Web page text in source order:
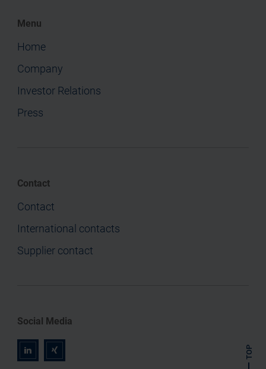
Menu
Home
Company
Investor Relations
Press
Contact
Contact
International contacts
Supplier contact
Social Media
r z TOP